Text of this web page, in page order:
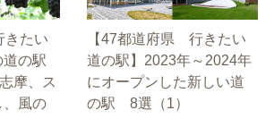
きたい
の駅
摩、ス
、風の
【47都道府県 行きたい
道の駅】2023年～2024年
にオープンした新しい道
の駅 8選（1）